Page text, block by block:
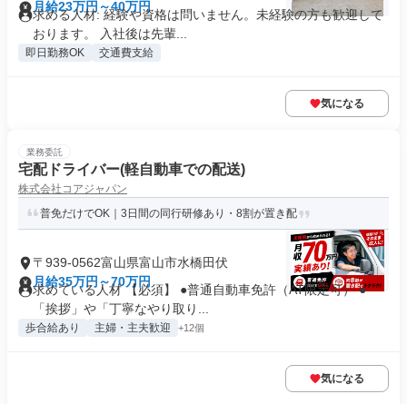
月給23万円～40万円
求める人材: 経験や資格は問いません。未経験の方も歓迎して
おります。 入社後は先輩...
即日勤務OK 交通費支給
気になる
業務委託
宅配ドライバー(軽自動車での配送)
株式会社コアジャパン
普免だけでOK｜3日間の同行研修あり・8割が置き配
〒939-0562富山県富山市水橋田伏
月給35万円～70万円
求めている人材 【必須】 ●普通自動車免許（AT限定可） ●
「挨拶」や「丁寧なやり取り...
歩合給あり 主婦・主夫歓迎 +12個
気になる